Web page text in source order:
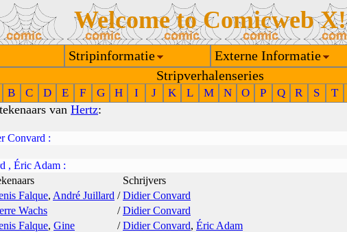
Welcome to Comicweb X!
Stripinformatie Externe Informatie
Stripverhalenseries
B C D E F G H I J K L M N O P Q R S T
van Hertz:
Convard :
, Éric Adam :
Schrijvers
Falque, André Juillard / Didier Convard
Wachs / Didier Convard
Falque, Gine / Didier Convard, Éric Adam